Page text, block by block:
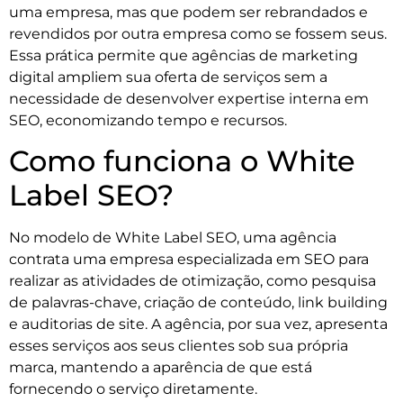
uma empresa, mas que podem ser rebrandados e
revendidos por outra empresa como se fossem seus.
Essa prática permite que agências de marketing
digital ampliem sua oferta de serviços sem a
necessidade de desenvolver expertise interna em
SEO, economizando tempo e recursos.
Como funciona o White
Label SEO?
No modelo de White Label SEO, uma agência
contrata uma empresa especializada em SEO para
realizar as atividades de otimização, como pesquisa
de palavras-chave, criação de conteúdo, link building
e auditorias de site. A agência, por sua vez, apresenta
esses serviços aos seus clientes sob sua própria
marca, mantendo a aparência de que está
fornecendo o serviço diretamente.